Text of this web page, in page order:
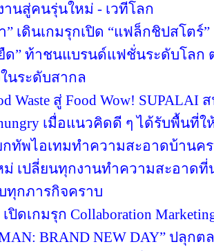
นสู่คนรุ่นใหม่ - เวทีโลก
” เดินเกมรุกเปิด “แฟล็กชิปสโต
ด” ท้าชนแบรนด์แฟชั่นระดับโลก
นระดับสากล
Waste สู่ Food Wow! SUPALAI
เมื่อแนวคิดดี ๆ ได้รับพื้นที่ใ
ทัพไอเทมทำความสะอาดบ้านค
เปลี่ยนทุกงานทำความสะอาดที่
ทุกภารกิจคราบ
เปิดเกมรุก Collaboration
BRAND NEW DAY” ปลุ